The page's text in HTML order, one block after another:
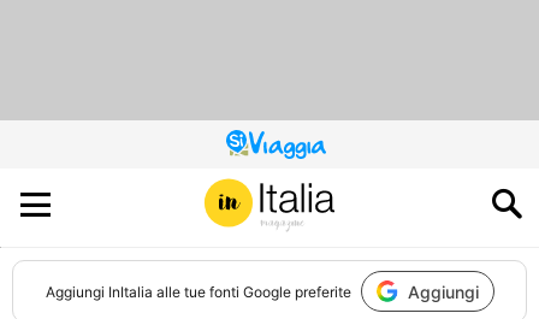
QUESTO
SITO
CONTRIBUISCE
ALL’AUDIENCE
DI
Aggiungi InItalia alle tue fonti Google preferite Aggiungi